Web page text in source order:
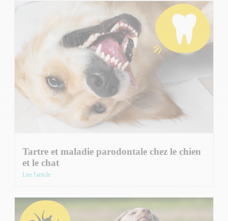
Tartre et maladie parodontale chez le chien
et le chat
Lire l'article